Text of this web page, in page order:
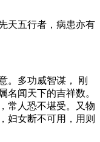
五行者，病患亦有
多功威智谋， 刚
名闻天下的吉祥数。
常人恐不堪受。又物
妇女断不可用，用则